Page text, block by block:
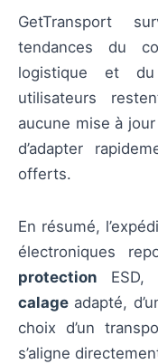
GetTransport
tendances du
logistique et
utilisateurs
aucune mise à
d’adapter
offerts.
En résumé,
électroniques
protection ESD,
calage adapté,
choix d’un
s’aligne